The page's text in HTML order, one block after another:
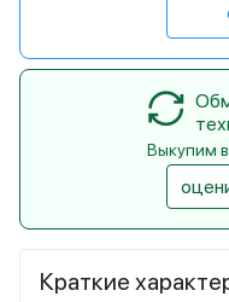
Краткие
Выкупим